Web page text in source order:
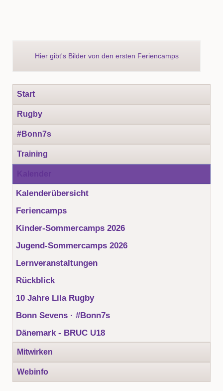
Hier gibt's Bilder von den ersten Feriencamps
überspringen
Start
Rugby
#Bonn7s
Training
Kalenderübersicht
Feriencamps
Kinder-Sommercamps 2026
Jugend-Sommercamps 2026
Lernveranstaltungen
Rückblick
10 Jahre Lila Rugby
Bonn Sevens · #Bonn7s
Dänemark - BRUC U18
Mitwirken
Webinfo